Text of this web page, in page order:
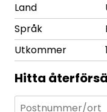
Land
Språk
Utkommer
Hitta